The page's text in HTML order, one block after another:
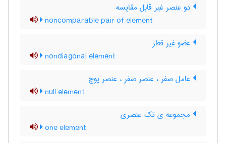
دو عنصر غیر قابل مقایسه
noncomparable pair of element
عضو غیر قطر
nondiagonal element
عامل صفر ، عنصر صفر ، عنصر پوچ
null element
مجموعه ی تک عنصری
one element